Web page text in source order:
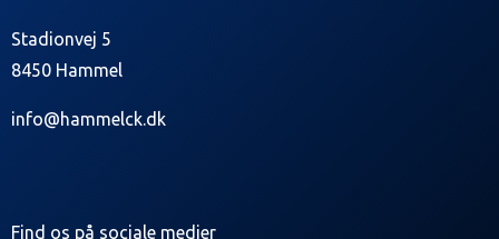
Stadionvej 5
8450 Hammel
info@hammelck.dk
Find os på sociale medier